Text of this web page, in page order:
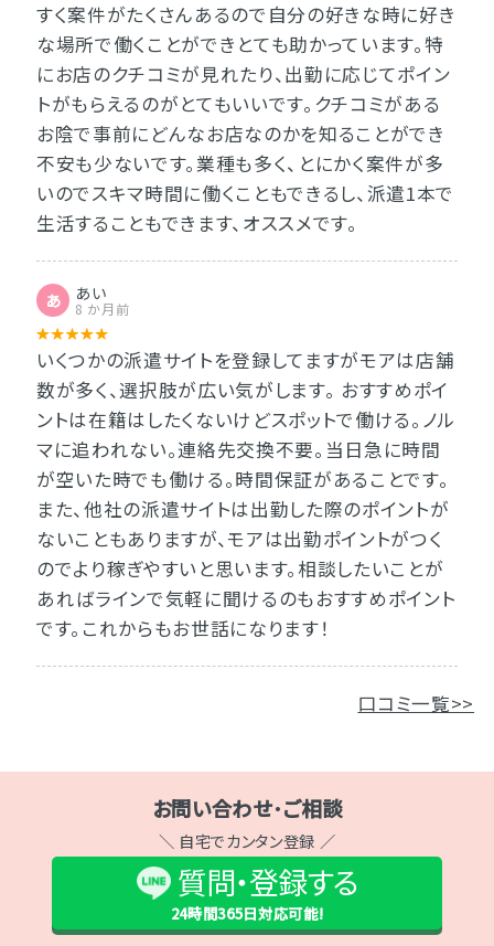
すく案件がたくさんあるので自分の好きな時に好き
な場所で働くことができとても助かっています。特
にお店のクチコミが見れたり、出勤に応じてポイン
トがもらえるのがとてもいいです。クチコミがある
お陰で事前にどんなお店なのかを知ることができ
不安も少ないです。業種も多く、とにかく案件が多
いのでスキマ時間に働くこともできるし、派遣1本で
生活することもできます、オススメです。
あ あい
8 か月前
いくつかの派遣サイトを登録してますがモアは店舗
数が多く、選択肢が広い気がします。 おすすめポイ
ントは在籍はしたくないけどスポットで働ける。ノル
マに追われない。連絡先交換不要。当日急に時間
が空いた時でも働ける。時間保証があることです。
また、他社の派遣サイトは出勤した際のポイントが
ないこともありますが、モアは出勤ポイントがつく
のでより稼ぎやすいと思います。相談したいことが
あればラインで気軽に聞けるのもおすすめポイント
です。これからもお世話になります！
口コミ一覧>>
お問い合わせ･ご相談
＼ 自宅でカンタン登録 ／
質問・登録する
24時間365日対応可能!